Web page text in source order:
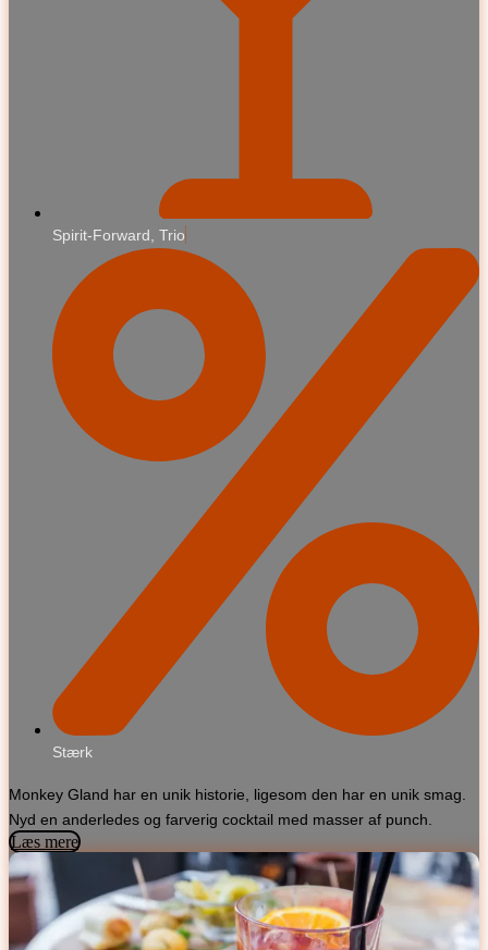
Spirit-Forward, Trio
Stærk
Monkey Gland har en unik historie, ligesom den har en unik smag.
Nyd en anderledes og farverig cocktail med masser af punch.
Læs mere